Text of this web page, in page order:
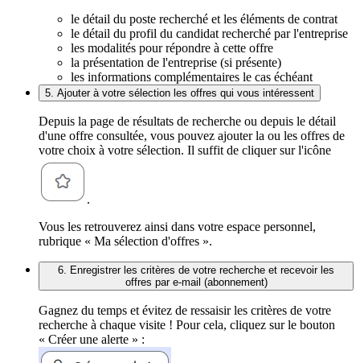
le détail du poste recherché et les éléments de contrat
le détail du profil du candidat recherché par l'entreprise
les modalités pour répondre à cette offre
la présentation de l'entreprise (si présente)
les informations complémentaires le cas échéant
5. Ajouter à votre sélection les offres qui vous intéressent
Depuis la page de résultats de recherche ou depuis le détail
d'une offre consultée, vous pouvez ajouter la ou les offres de
votre choix à votre sélection. Il suffit de cliquer sur l'icône
.
Vous les retrouverez ainsi dans votre espace personnel,
rubrique « Ma sélection d'offres ».
6. Enregistrer les critères de votre recherche et recevoir les
offres par e-mail (abonnement)
Gagnez du temps et évitez de ressaisir les critères de votre
recherche à chaque visite ! Pour cela, cliquez sur le bouton
« Créer une alerte » :